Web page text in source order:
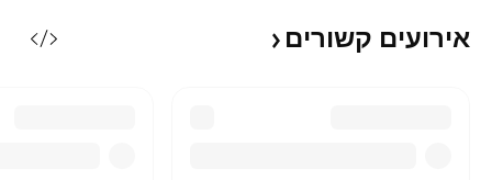
אירועים קשורים